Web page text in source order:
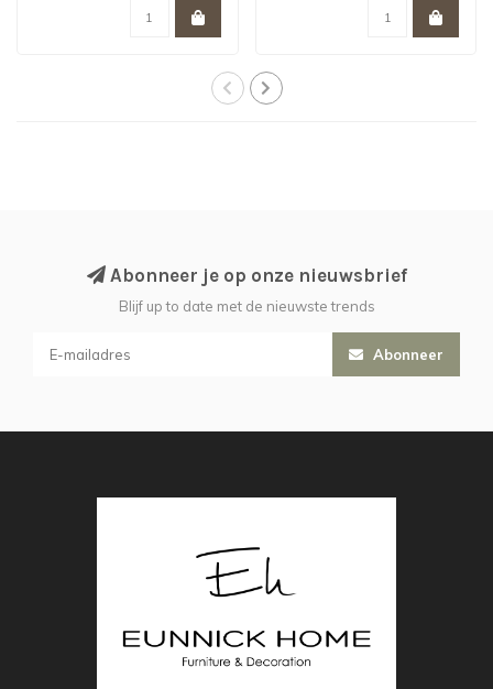
Abonneer je op onze nieuwsbrief
Blijf up to date met de nieuwste trends
Abonneer